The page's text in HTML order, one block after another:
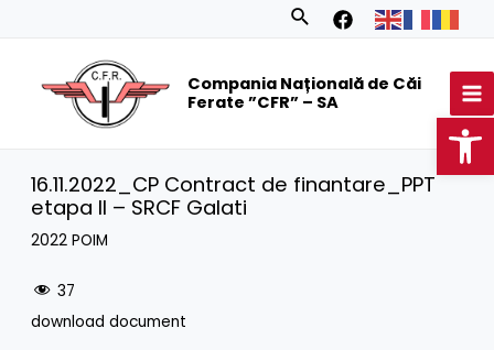
Search
Compania Națională de Căi
Ferate ”CFR” – SA
16.11.2022_CP Contract de finantare_PPT
etapa II – SRCF Galati
2022 POIM
37
download document